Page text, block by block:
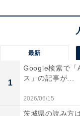
最新
1
Google検索で「
ス」の記事が...
2026/06/15
茨城県の読み方